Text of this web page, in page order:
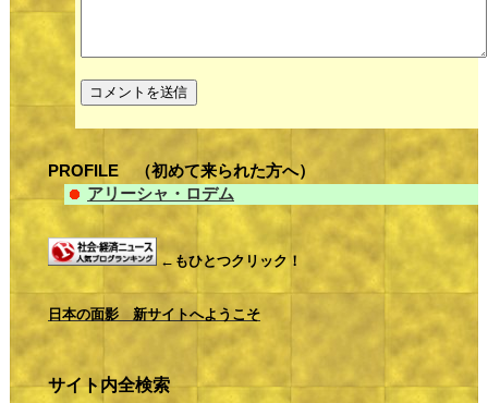
PROFILE （初めて来られた方へ）
アリーシャ・ロデム
←もひとつクリック！
日本の面影 新サイトへようこそ
サイト内全検索